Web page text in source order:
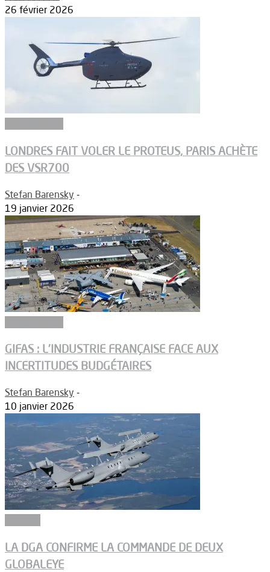
26 février 2026
LONDRES FAIT VOLER LE PROTEUS, PARIS ACHÈTE
DES VSR700
Stefan Barensky -
19 janvier 2026
GIFAS : L’INDUSTRIE FRANÇAISE FACE AUX
INCERTITUDES BUDGÉTAIRES
Stefan Barensky -
10 janvier 2026
LA DGA CONFIRME LA COMMANDE DE DEUX
GLOBALEYE